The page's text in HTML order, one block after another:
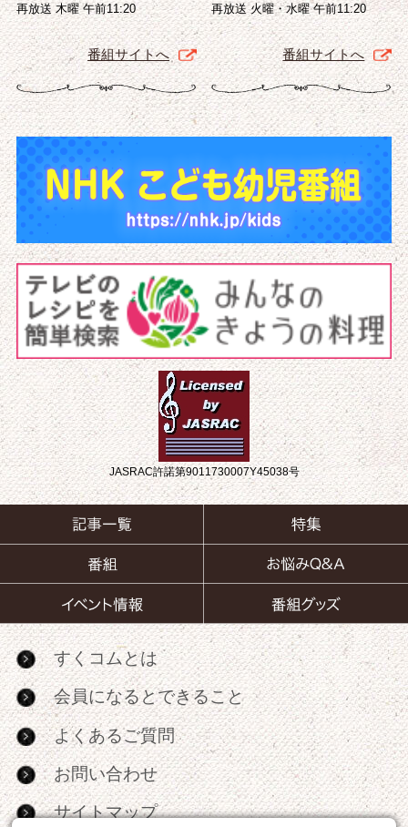
再放送 木曜 午前11:20
番組サイトへ
再放送 火曜・水曜 午前11:20
番組サイトへ
JASRAC許諾第9011730007Y45038号
すくコムとは
会員になるとできること
よくあるご質問
お問い合わせ
サイトマップ